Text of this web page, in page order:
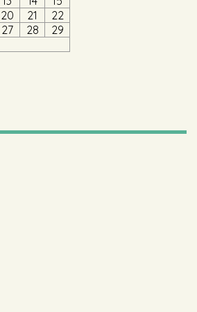
20 21
22
27 28
29